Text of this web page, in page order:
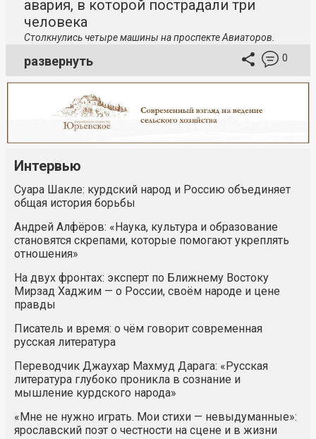
авария, в которой пострадали три
человека
Столкнулись четыре машины на проспекте Авиаторов.
развернуть 0
Интервью
Суара Шакле: курдский народ и Россию объединяет
общая история борьбы
Андрей Алфёров: «Наука, культура и образование
становятся скрепами, которые помогают укреплять
отношения»
На двух фронтах: эксперт по Ближнему Востоку
Мирзад Хаджим — о России, своём народе и цене
правды
Писатель и время: о чём говорит современная
русская литература
Переводчик Джаухар Махмуд Дарага: «Русская
литература глубоко проникла в сознание и
мышление курдского народа»
«Мне не нужно играть. Мои стихи — невыдуманные»:
ярославский поэт о честности на сцене и в жизни